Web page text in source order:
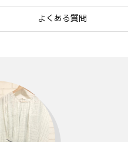
よくある質問